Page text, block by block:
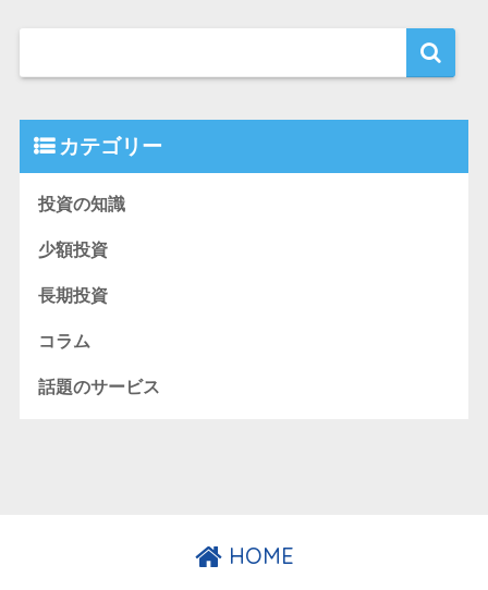
カテゴリー
投資の知識
少額投資
長期投資
コラム
話題のサービス
HOME